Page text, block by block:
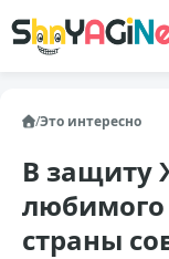
/Это интересно
В защиту
любимого
страны